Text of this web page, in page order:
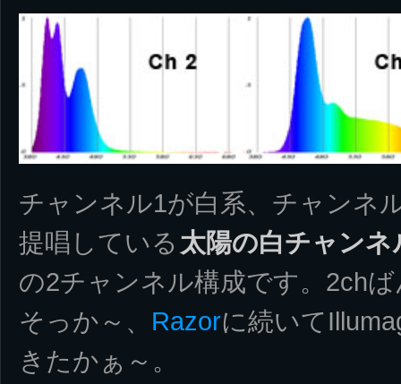
チャンネル1が白系、チャンネ
提唱している 太陽の白チャンネ
の2チャンネル構成です。2ch
そっか～、 Razorに続いて
きたかぁ～。